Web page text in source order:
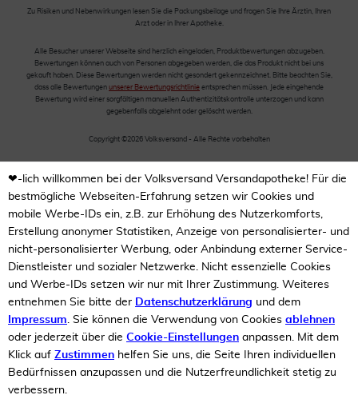
Zu Risiken und Nebenwirkungen lesen Sie die Packungsbeilage und fragen Sie Ihre Ärztin, Ihren
Arzt oder in Ihrer Apotheke.
Alle Besucher unserer Webseite sind herzlich eingeladen, Produktbewertungen abzugeben.
Bewertungen können auch von Personen abgegeben werden, die das Produkt nicht bei uns
gekauft haben. Diese Bewertungen werden nicht gesondert gekennzeichnet. Bitte beachten Sie,
dass alle Bewertungen unserer Bewertungsrichtlinie entsprechen müssen. Jede eingehende
Bewertung wird einer sorgfältigen manuellen Authentizitätskontrolle unterzogen und kann
gegebenfalls abgelehnt oder gelöscht werden.
Copyright ©2026 Volksversand - Alle Rechte vorbehalten
❤-lich willkommen bei der Volksversand Versandapotheke! Für die
bestmögliche Webseiten-Erfahrung setzen wir Cookies und
mobile Werbe-IDs ein, z.B. zur Erhöhung des Nutzerkomforts,
Erstellung anonymer Statistiken, Anzeige von personalisierter- und
nicht-personalisierter Werbung, oder Anbindung externer Service-
Dienstleister und sozialer Netzwerke. Nicht essenzielle Cookies
und Werbe-IDs setzen wir nur mit Ihrer Zustimmung. Weiteres
entnehmen Sie bitte der Datenschutzerklärung und dem
Impressum. Sie können die Verwendung von Cookies ablehnen
oder jederzeit über die Cookie-Einstellungen anpassen. Mit dem
Klick auf Zustimmen helfen Sie uns, die Seite Ihren individuellen
Bedürfnissen anzupassen und die Nutzerfreundlichkeit stetig zu
verbessern.